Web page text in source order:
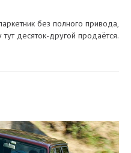
без полного привода,
десяток-другой продаётся.